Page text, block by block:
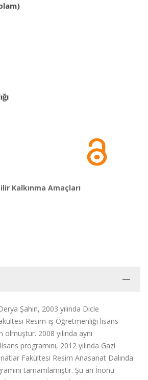
Kalkınma Amaçları
Şahin, 2003 yılında Dicle
Resim-iş Öğretmenliği lisans
2008 yılında aynı
programını, 2012 yılında Gazi
Fakültesi Resim Anasanat Dalında
tamamlamıştır. Şu an İnönü